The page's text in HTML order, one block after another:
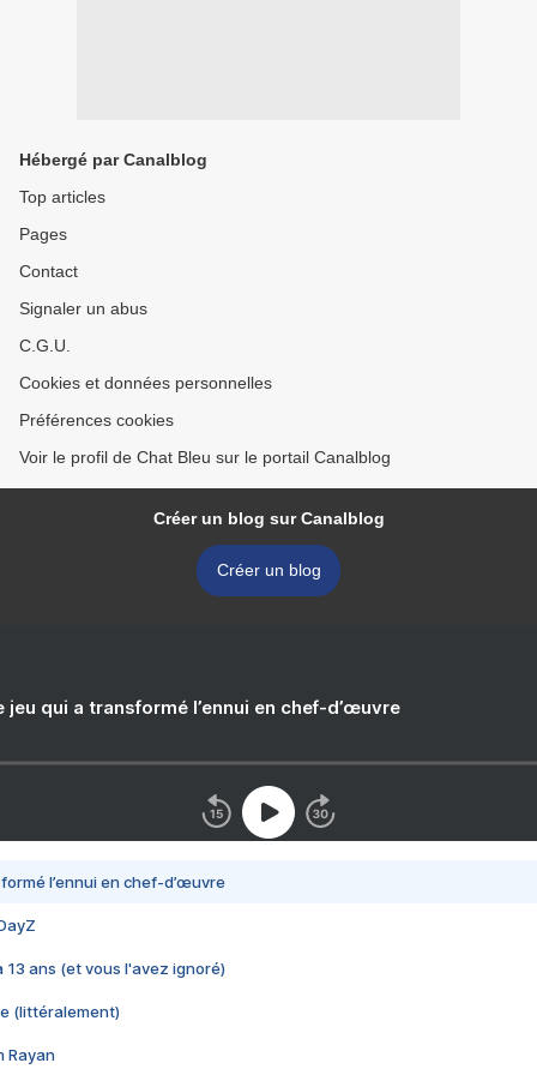
Hébergé par Canalblog
Top articles
Pages
Contact
Signaler un abus
C.G.U.
Cookies et données personnelles
Préférences cookies
Voir le profil de Chat Bleu sur le portail Canalblog
Créer un blog sur Canalblog
Créer un blog
jeu qui a transformé l’ennui en chef-d’œuvre
l’ennui en chef-d’œuvre
13 ans (et vous l'avez ignoré)
(littéralement)
Rayan